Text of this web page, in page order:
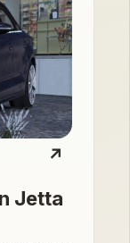
↗
Jetta